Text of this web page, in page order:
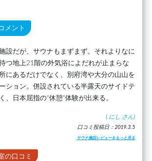
メント
設だが、サウナもまずまず。それよりなに
つ地上21階の外気浴によだれが止まらな
にあるだけでなく、別府湾や大分の山山を
ション。併設されている半露天のサイドテ
、日本屈指の"休憩"体験が出来る。
( にし さん)
口コミ投稿日：2019.3.5
サウナ施設レビューをもっと見る
の口コミ